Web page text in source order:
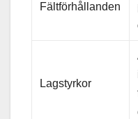
Fältförhållanden
Lagstyrkor